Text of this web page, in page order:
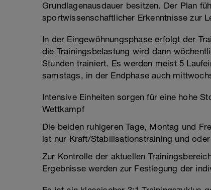
Grundlagenausdauer besitzen. Der Plan
sportwissenschaftlicher Erkenntnisse zur
In der Eingewöhnungsphase erfolgt der
die Trainingsbelastung wird dann
Stunden trainiert. Es werden meist 5
samstags, in der Endphase auch
Intensive Einheiten sorgen für eine hohe
Wettkampf
Die beiden ruhigeren Tage, Montag und
ist nur Kraft/Stabilisationstraining und
Zur Kontrolle der aktuellen
Ergebnisse werden zur Festlegung der